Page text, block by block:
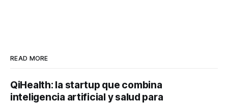
READ MORE
QiHealth: la startup que combina
inteligencia artificial y salud para